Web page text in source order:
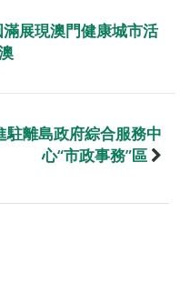
展現澳門健康城市活
離島政府綜合服務中
心“市政事務”區